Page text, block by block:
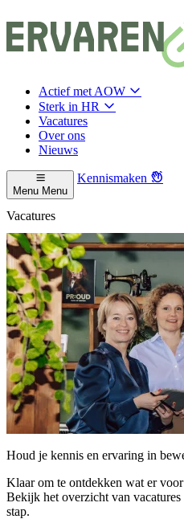
Actief met AOW
Sterk in HR
Vacatures
Over ons
Nieuws
Menu Menu
Kennismaken
Vacatures
Houd je kennis en ervaring in
Klaar om te ontdekken wat er
Bekijk het overzicht van
stap.